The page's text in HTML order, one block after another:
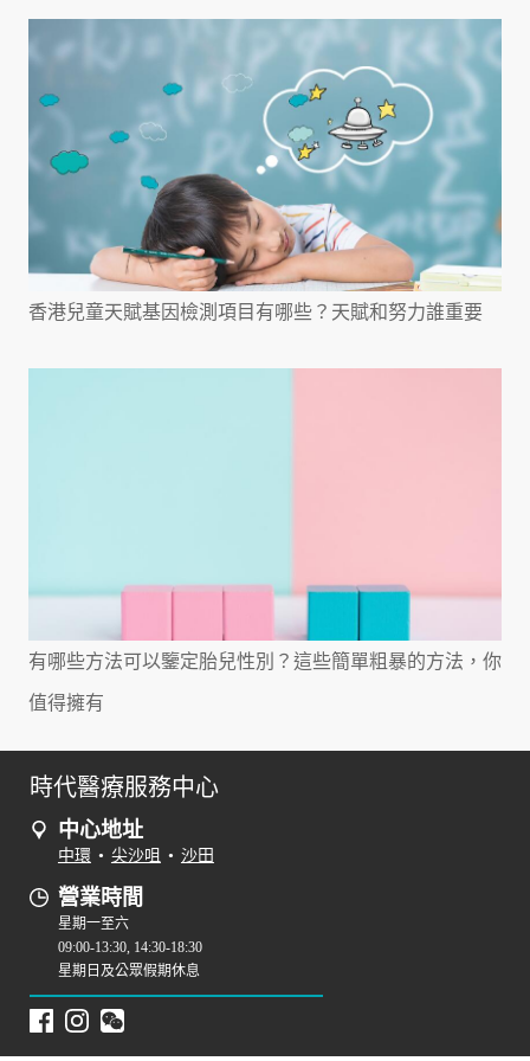
香港兒童天賦基因檢測項目有哪些？天賦和努力誰重要
有哪些方法可以鑒定胎兒性別？這些簡單粗暴的方法，你
值得擁有
時代醫療服務中心
中心地址
中環 • 尖沙咀 • 沙田
營業時間
星期一至六
09:00-13:30, 14:30-18:30
星期日及公眾假期休息